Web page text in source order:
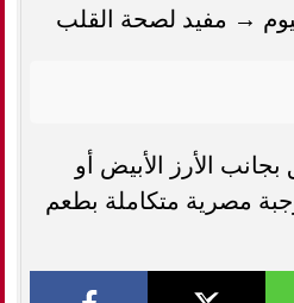
→ مفيد لصحة القلب
الأرز الأبيض أو
مصرية متكاملة بطعم